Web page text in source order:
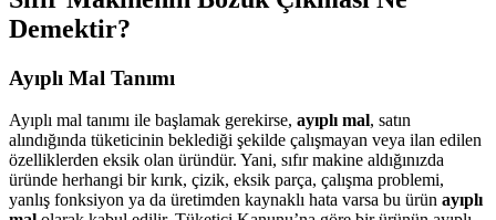
Demektir?
Ayıplı Mal Tanımı
Ayıplı mal tanımı ile başlamak gerekirse, ayıplı mal, satın
alındığında tüketicinin beklediği şekilde çalışmayan veya ilan edilen
özelliklerden eksik olan üründür. Yani, sıfır makine aldığınızda
üründe herhangi bir kırık, çizik, eksik parça, çalışma problemi,
yanlış fonksiyon ya da üretimden kaynaklı hata varsa bu ürün ayıplı